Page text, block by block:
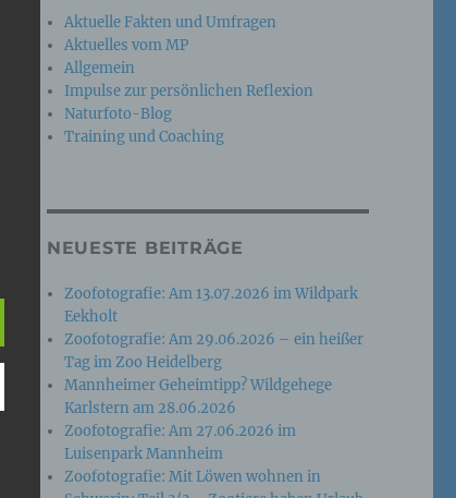
Aktuelle Fakten und Umfragen
Aktuelles vom MP
Allgemein
Impulse zur persönlichen Reflexion
Naturfoto-Blog
Training und Coaching
NEUESTE BEITRÄGE
Zoofotografie: Am 13.07.2026 im Wildpark
Eekholt
Zoofotografie: Am 29.06.2026 – ein heißer
Tag im Zoo Heidelberg
Mannheimer Geheimtipp? Wildgehege
Karlstern am 28.06.2026
Zoofotografie: Am 27.06.2026 im
Luisenpark Mannheim
Zoofotografie: Mit Löwen wohnen in